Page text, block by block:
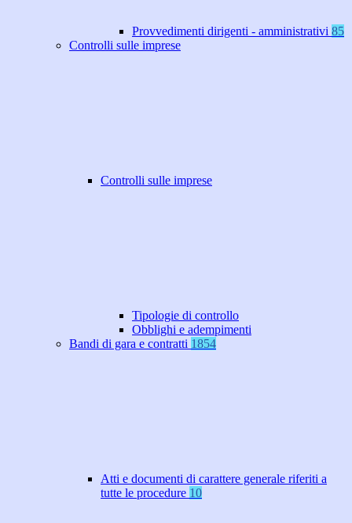
Provvedimenti dirigenti - amministrativi 85
Controlli sulle imprese
Controlli sulle imprese
Tipologie di controllo
Obblighi e adempimenti
Bandi di gara e contratti 1854
Atti e documenti di carattere generale riferiti a
tutte le procedure 10